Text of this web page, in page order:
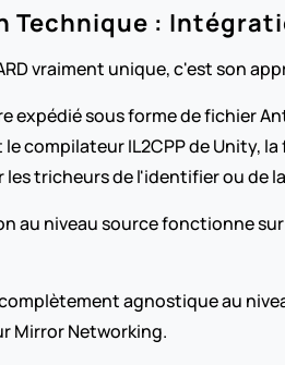
Technique :
vraiment unique, c'est son
expédié sous forme de fichier
compilateur IL2CPP de Unity,
les tricheurs de l'identifier ou de
au niveau source fonctionne
agnostique au
Mirror Networking.